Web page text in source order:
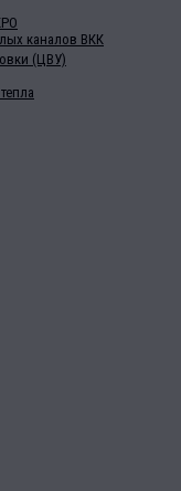
каналов ВКК
(ЦВУ)